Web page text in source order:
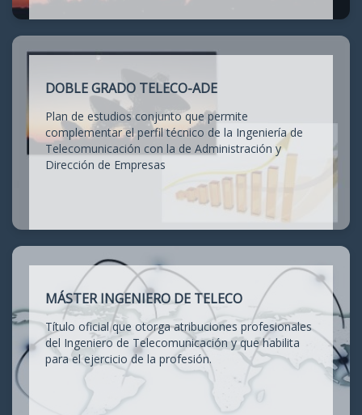
DOBLE GRADO TELECO-ADE
Plan de estudios conjunto que permite
complementar el perfil técnico de la Ingeniería de
Telecomunicación con la de Administración y
Dirección de Empresas
MÁSTER INGENIERO DE TELECO
Título oficial que otorga atribuciones profesionales
del Ingeniero de Telecomunicación y que habilita
para el ejercicio de la profesión.